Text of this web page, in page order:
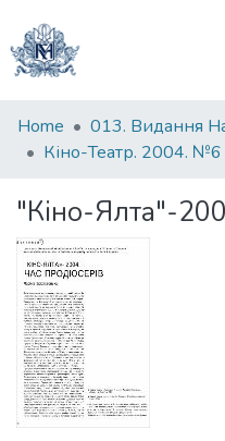
Communities
&
All of DSpace
Statistics
Home 013. Видання
Кіно-Театр. 2004. №6
"Кіно-Ялта"-